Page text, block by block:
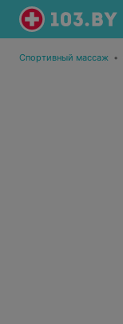
Спортивный массаж •